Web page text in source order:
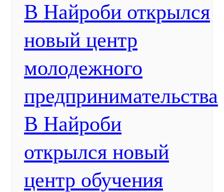
В Найроби открылся
новый центр
молодежного
предпринимательства
В Найроби
открылся новый
центр обучения